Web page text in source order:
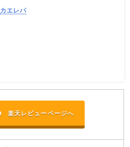
カエレバ
楽天レビューページへ